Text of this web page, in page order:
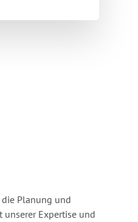
Planung und
Expertise und